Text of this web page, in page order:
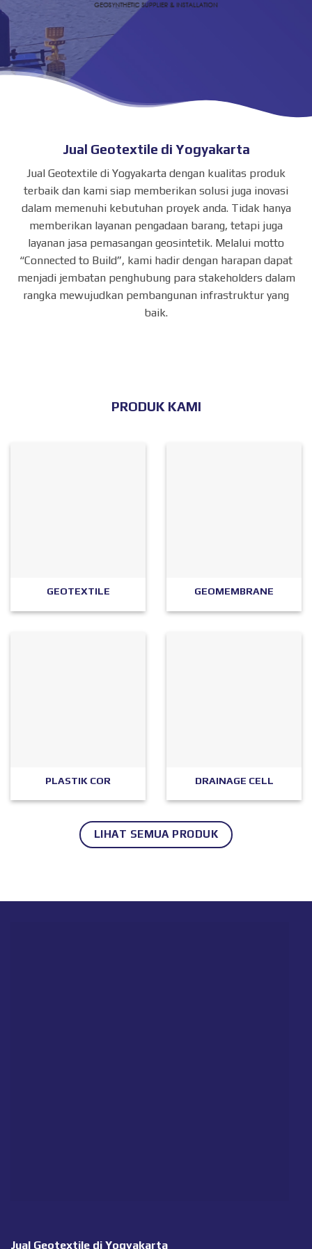
Jual Geotextile di Yogyakarta
Jual Geotextile di Yogyakarta dengan kualitas produk
terbaik dan kami siap memberikan solusi juga inovasi
dalam memenuhi kebutuhan proyek anda. Tidak hanya
memberikan layanan pengadaan barang, tetapi juga
layanan jasa pemasangan geosintetik. Melalui motto
“Connected to Build”, kami hadir dengan harapan dapat
menjadi jembatan penghubung para stakeholders dalam
rangka mewujudkan pembangunan infrastruktur yang
baik.
PRODUK KAMI
GEOTEXTILE GEOMEMBRANE
PLASTIK COR DRAINAGE CELL
LIHAT SEMUA PRODUK
Jual Geotextile di Yogyakarta